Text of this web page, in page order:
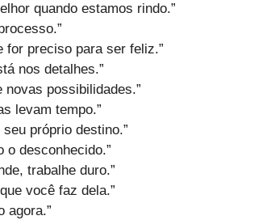
quando estamos rindo.”
for preciso para ser feliz.”
nos detalhes.”
novas possibilidades.”
levam tempo.”
seu próprio destino.”
o desconhecido.”
trabalhe duro.”
você faz dela.”
agora.”